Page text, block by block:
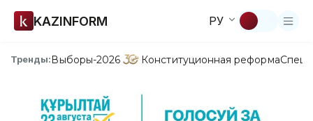
KAZINFORM РУ
Тренды:Выборы-2026 Конституционная реформа